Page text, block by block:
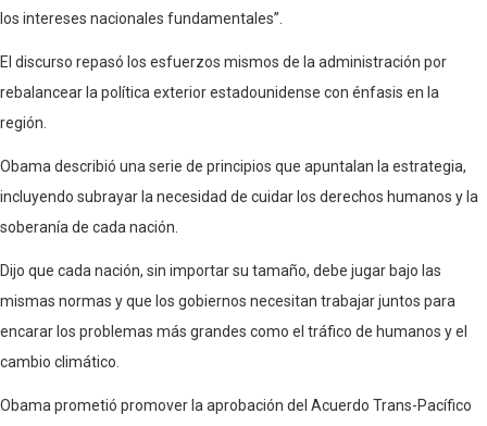
los intereses nacionales fundamentales”.
El discurso repasó los esfuerzos mismos de la administración por
rebalancear la política exterior estadounidense con énfasis en la
región.
Obama describió una serie de principios que apuntalan la estrategia,
incluyendo subrayar la necesidad de cuidar los derechos humanos y la
soberanía de cada nación.
Dijo que cada nación, sin importar su tamaño, debe jugar bajo las
mismas normas y que los gobiernos necesitan trabajar juntos para
encarar los problemas más grandes como el tráfico de humanos y el
cambio climático.
Obama prometió promover la aprobación del Acuerdo Trans-Pacífico